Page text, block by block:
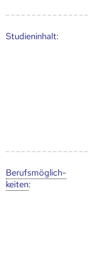
Studien­inhalt:
Berufs­möglich­
keiten: